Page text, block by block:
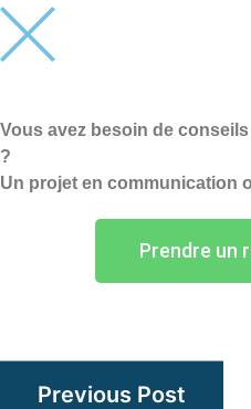
Previous Post
Vous avez besoin de
?
Un projet en communication
Prendre un